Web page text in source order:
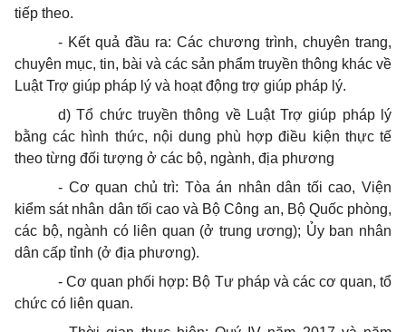
tiếp theo.
- Kết quả đầu ra: Các chương trình, chuyên trang,
chuyên mục, tin, bài và các sản phẩm truyền thông khác về
Luật Trợ giúp pháp lý và hoạt động trợ giúp pháp lý.
d) Tổ chức truyền thông về Luật Trợ giúp pháp lý
bằng các hình thức, nội dung phù hợp điều kiện thực tế
theo từng đối tượng ở các bộ, ngành, địa phương
- Cơ quan chủ trì: Tòa án nhân dân tối cao, Viện
kiểm sát nhân dân tối cao và Bộ Công an, Bộ Quốc phòng,
các bộ, ngành có liên quan (ở trung ương); Ủy ban nhân
dân cấp tỉnh (ở địa phương).
- Cơ quan phối hợp: Bộ Tư pháp và các cơ quan, tổ
chức có liên quan.